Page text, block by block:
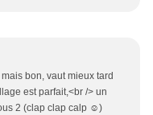
bon, vaut mieux tard
est parfait,<br /> un
2 (clap clap calp ☺)